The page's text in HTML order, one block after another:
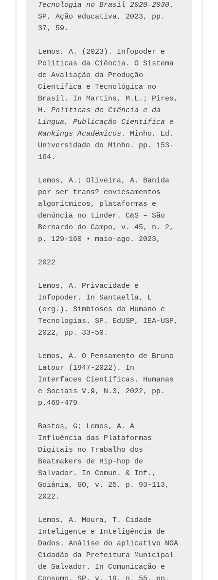
Tecnologia no Brasil 2020-2030.
SP, Ação educativa, 2023, pp.
37, 59.
Lemos, A. (2023). Infopoder e
Políticas da Ciência. O Sistema
de Avaliação da Produção
Científica e Tecnológica no
Brasil. In Martins, M.L.; Pires,
H. Políticas de Ciência e da
Língua, Publicação Científica e
Rankings Académicos . Minho, Ed.
Universidade do Minho. pp. 153-
164.
Lemos, A.; Oliveira, A. Banida
por ser trans? enviesamentos
algorítmicos, plataformas e
denúncia no tinder. C&S – São
Bernardo do Campo, v. 45, n. 2,
p. 129-160 • maio-ago. 2023,
2022
Lemos, A. Privacidade e
Infopoder. In Santaella, L
(org.). Simbioses do Humano e
Tecnologias. SP. EdUSP, IEA-USP,
2022, pp. 33-50.
Lemos, A. O Pensamento de Bruno
Latour (1947-2022). In
Interfaces Científicas. Humanas
e Sociais V.9, N.3, 2022, pp.
p.469-479
Bastos, G; Lemos, A. A
Influência das Plataformas
Digitais no Trabalho dos
Beatmakers de Hip-hop de
Salvador. In Comun. & Inf.,
Goiânia, GO, v. 25, p. 93-113,
2022.
Lemos, A. Moura, T. Cidade
Inteligente e Inteligência de
Dados. Análise do aplicativo NOA
Cidadão da Prefeitura Municipal
de Salvador. In Comunicação e